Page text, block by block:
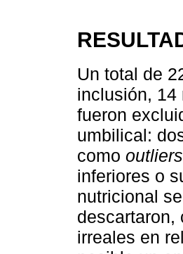
Un total de
inclusión, 14
fueron
umbilical:
como outliers
inferiores o
nutricional
descartaron,
irreales en